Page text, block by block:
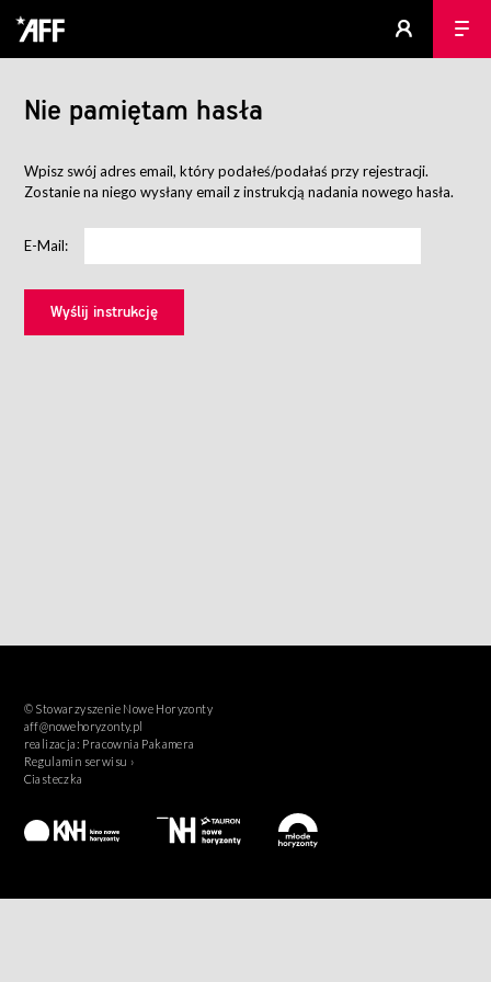
Nie pamiętam hasła
Wpisz swój adres email, który podałeś/podałaś przy rejestracji.
Zostanie na niego wysłany email z instrukcją nadania nowego hasła.
E-Mail:
© Stowarzyszenie Nowe Horyzonty
aff@nowehoryzonty.pl
realizacja: Pracownia Pakamera
Regulamin serwisu ›
Ciasteczka